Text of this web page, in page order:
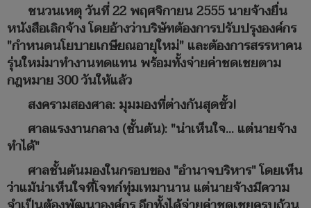
ชนวนเหตุ วันที่ 22 พฤศจิกายน 2555 นายจ้างยื่น
หนังสือเลิกจ้าง โดยอ้างว่าบริษัทต้องการปรับปรุงองค์กร
"กำหนดนโยบายเกษียณอายุใหม่" และต้องการสรรหาคน
รุ่นใหม่มาทำงานทดแทน พร้อมทั้งจ่ายค่าชดเชยตาม
กฎหมาย 300 วันให้แล้ว
สงครามสองศาล: มุมมองที่ต่างกันสุดขั้ว!
ศาลแรงงานกลาง (ชั้นต้น): "น่าเห็นใจ... แต่นายจ้าง
ทำได้"
ศาลชั้นต้นมองในกรอบของ "อำนาจบริหาร" โดยเห็น
ว่าแม้น่าเห็นใจที่โจทก์ทุ่มเทมานาน แต่นายจ้างมีความ